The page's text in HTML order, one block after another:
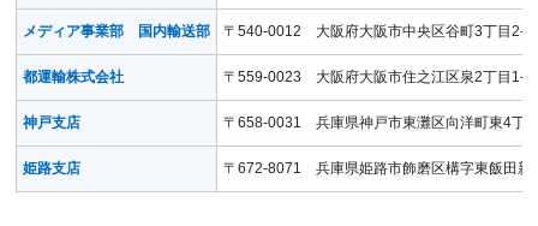
メディア事業部 国内輸送部 〒540-0012 大阪府大阪市中央区谷町3丁目2-
都運輸株式会社 〒559-0023 大阪府大阪市住之江区泉2丁目1-
神戸支店 〒658-0031 兵庫県神戸市東灘区向洋町東4丁
姫路支店 〒672-8071 兵庫県姫路市飾磨区構字東飯田新